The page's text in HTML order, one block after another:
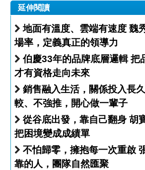
延伸閱讀
地面有溫度、雲端有速度 魏秀美 用30年到
場率，定義真正的領導力
伯慶33年的品牌底層邏輯 把品質做到極致，
才有資格走向未來
銷售融入生活，關係投入長久 林淑靖 不
較、不強推，開心做一輩子
從谷底出發，靠自己翻身 胡寶陵 行動為證，
把困境變成成績單
不怕歸零，擁抱每一次重啟 張詠嫻 做值得信
靠的人，團隊自然匯聚